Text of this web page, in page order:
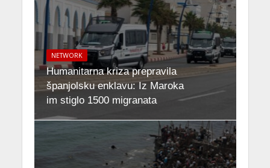
NETWORK
Humanitarna kriza prepravila
španjolsku enklavu: Iz Maroka
im stiglo 1500 migranata